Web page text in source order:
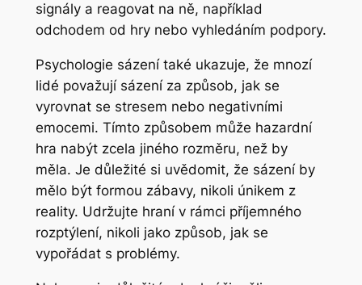
signály a reagovat na ně, například
odchodem od hry nebo vyhledáním podpory.
Psychologie sázení také ukazuje, že mnozí
lidé považují sázení za způsob, jak se
vyrovnat se stresem nebo negativními
emocemi. Tímto způsobem může hazardní
hra nabýt zcela jiného rozměru, než by
měla. Je důležité si uvědomit, že sázení by
mělo být formou zábavy, nikoli únikem z
reality. Udržujte hraní v rámci příjemného
rozptýlení, nikoli jako způsob, jak se
vypořádat s problémy.